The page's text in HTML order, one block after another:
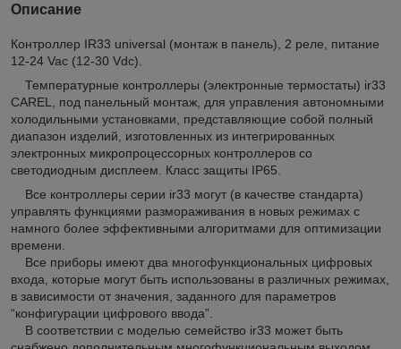
Описание
Контроллер IR33 universal (монтаж в панель), 2 реле, питание
12-24 Vac (12-30 Vdc).
Температурные контроллеры (электронные термостаты) ir33
CAREL, под панельный монтаж, для управления автономными
холодильными установками, представляющие собой полный
диапазон изделий, изготовленных из интегрированных
электронных микропроцессорных контроллеров со
светодиодным дисплеем. Класс защиты IP65.
Все контроллеры серии ir33 могут (в качестве стандарта)
управлять функциями размораживания в новых режимах с
намного более эффективными алгоритмами для оптимизации
времени.
Все приборы имеют два многофункциональных цифровых
входа, которые могут быть использованы в различных режимах,
в зависимости от значения, заданного для параметров
“конфигурации цифрового ввода”.
В соответствии с моделью семейство ir33 может быть